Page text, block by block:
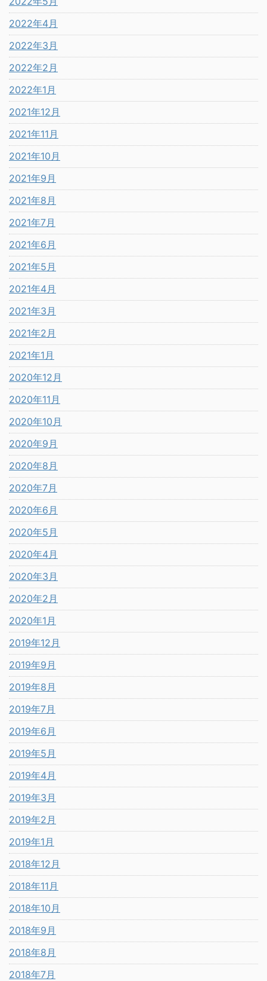
2022年4月
2022年3月
2022年2月
2022年1月
2021年12月
2021年11月
2021年10月
2021年9月
2021年8月
2021年7月
2021年6月
2021年5月
2021年4月
2021年3月
2021年2月
2021年1月
2020年12月
2020年11月
2020年10月
2020年9月
2020年8月
2020年7月
2020年6月
2020年5月
2020年4月
2020年3月
2020年2月
2020年1月
2019年12月
2019年9月
2019年8月
2019年7月
2019年6月
2019年5月
2019年4月
2019年3月
2019年2月
2019年1月
2018年12月
2018年11月
2018年10月
2018年9月
2018年8月
2018年7月